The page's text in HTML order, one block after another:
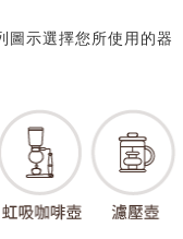
圖示選擇您所使用的器